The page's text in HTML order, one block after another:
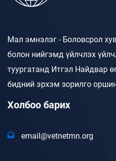
Мал эмнэлэг - Боловсрол
болон нийгэмд үйлчлэх
туургатанд Итгэл Найдвар
бидний эрхэм зорилго
Холбоо барих
email@vetnetmn.org